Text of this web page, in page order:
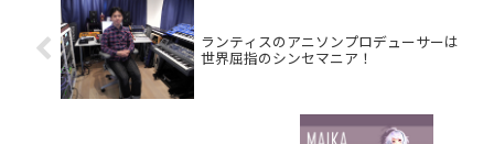
ランティスのアニソンプロデューサーは
世界屈指のシンセマニア！